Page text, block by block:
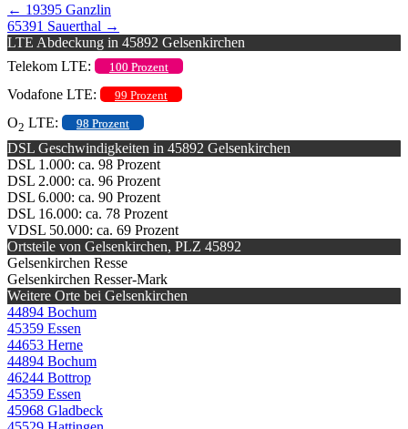
← 19395 Ganzlin
65391 Sauerthal →
LTE Abdeckung in 45892 Gelsenkirchen
Telekom LTE:
100 Prozent
Vodafone LTE: 99 Prozent
O2 LTE: 98 Prozent
DSL Geschwindigkeiten in 45892 Gelsenkirchen
DSL 1.000: ca. 98 Prozent
DSL 2.000: ca. 96 Prozent
DSL 6.000: ca. 90 Prozent
DSL 16.000: ca. 78 Prozent
VDSL 50.000: ca. 69 Prozent
Ortsteile von Gelsenkirchen, PLZ 45892
Gelsenkirchen Resse
Gelsenkirchen Resser-Mark
Weitere Orte bei Gelsenkirchen
44894 Bochum
45359 Essen
44653 Herne
44894 Bochum
46244 Bottrop
45359 Essen
45968 Gladbeck